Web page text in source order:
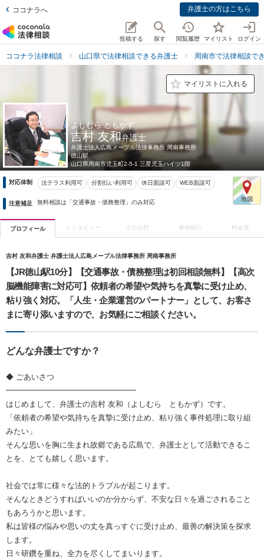
ココナラへ 弁護士の方はこちら
投稿する 探す 閲覧履歴 マイリスト ログイン
ココナラ法律相談 山口県で法律相談できる弁護士 周南市で法律相談で
マイリストに入れる
よしむら ともかず
吉村 友和弁護士
弁護士法人広島メープル法律事務所 周南事務所
徳山駅
山口県周南市児玉町2-5-1 三星児玉ハイツ1階
対応体制 法テラス利用可 分割払い利用可 休日面談可 WEB面談可
注意補足 無料相談は「交通事故・債務整理」のみ対応
プロフィール インタビュー 注力分野 事例紹介 料金表
吉村 友和弁護士 弁護士法人広島メープル法律事務所 周南事務所
【JR徳山駅10分】【交通事故・債務整理は初回相談無料】【高次
脳機能障害に対応可】依頼者の希望や気持ちを真摯に受け止め、
粘り強く対応。「人生・企業運営のパートナー」として、お客さ
まに寄り添いますので、お気軽にご相談ください。
どんな弁護士ですか？
◆ ごあいさつ
━━━━━━━━━━━━━━━━━
はじめまして、弁護士の吉村 友和（よしむら ともかず）です。
「依頼者の希望や気持ちを真摯に受け止め、粘り強く事件処理に取り組
みたい」
そんな思いを胸に生まれ故郷である広島で、弁護士として活動できるこ
とを、とても嬉しく思います。
社会では常に様々な法的トラブルが起こります。
そんなときどうすればいいのか分からず、不安な日々を過ごされること
もあろうかと思います。
私は皆様の悩みや思いの丈を真っすぐに受け止め、最善の解決策を探求
します。
日々研鑽を重ね、全力を尽くしてまいります。